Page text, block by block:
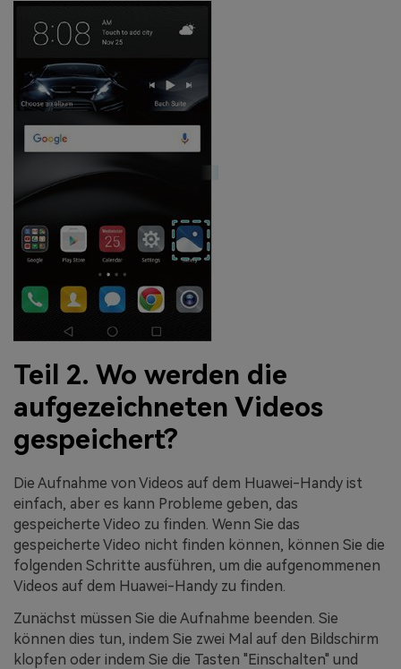
Teil 2. Wo werden die
aufgezeichneten Videos
gespeichert?
Die Aufnahme von Videos auf dem Huawei-Handy ist
einfach, aber es kann Probleme geben, das
gespeicherte Video zu finden. Wenn Sie das
gespeicherte Video nicht finden können, können Sie die
folgenden Schritte ausführen, um die aufgenommenen
Videos auf dem Huawei-Handy zu finden.
Zunächst müssen Sie die Aufnahme beenden. Sie
können dies tun, indem Sie zwei Mal auf den Bildschirm
klopfen oder indem Sie die Tasten "Einschalten" und